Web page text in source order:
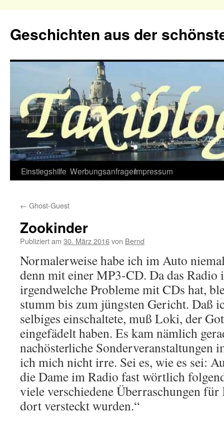
Geschichten aus der
Zum
springen
Einstiegshilfe WerbungsanfragenImpressum
← Ghost-Guest
Zookinder
Publiziert am 30. März 2016von Bernd
Normalerweise habe ich im Auto
denn mit einer MP3-CD. Da das Radio
irgendwelche Probleme mit CDs hat,
stumm bis zum jüngsten Gericht. Daß
selbiges einschaltete, muß Loki, der
eingefädelt haben. Es kam nämlich
nachösterliche Sonderveranstaltungen
ich mich nicht irre. Sei es, wie es sei:
die Dame im Radio fast wörtlich
viele verschiedene Überraschungen
dort versteckt wurden.“